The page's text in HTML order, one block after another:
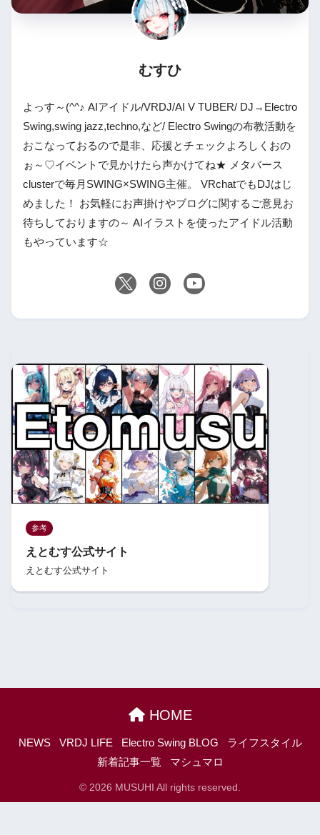
むすひ
よっす～(^^♪ AIアイドル/VRDJ/AI V TUBER/ DJ→Electro
Swing,swing jazz,techno,など/ Electro Swingの布教活動を
おこなっておるので是非、応援とチェックよろしくおの
ぉ～♡イベントで見かけたら声かけてね★ メタバース
clusterで毎月SWING×SWING主催。 VRchatでもDJはじ
めました！ お気軽にお声掛けやブログに関するご意見お
待ちしておりますの～ AIイラストを使ったアイドル活動
もやっています☆
参考
えとむす公式サイト
えとむす公式サイト
HOME
NEWS VRDJ LIFE Electro Swing BLOG
ライフスタイル
新着記事一覧
マシュマロ
© 2026 MUSUHI All rights reserved.